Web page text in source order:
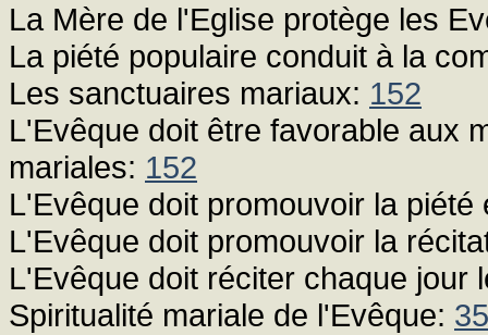
La Mère de l'Eglise protège les
La piété populaire conduit à la
Les sanctuaires mariaux: 152
L'Evêque doit être favorable aux
mariales: 152
L'Evêque doit promouvoir la
L'Evêque doit promouvoir la
L'Evêque doit réciter chaque jour
Spiritualité mariale de l'Evêque: 35